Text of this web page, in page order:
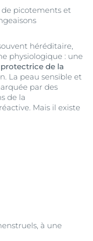
de picotements et
héréditaire,
physiologique : une
de la
La peau sensible et
par des
de la
Mais il existe
à une